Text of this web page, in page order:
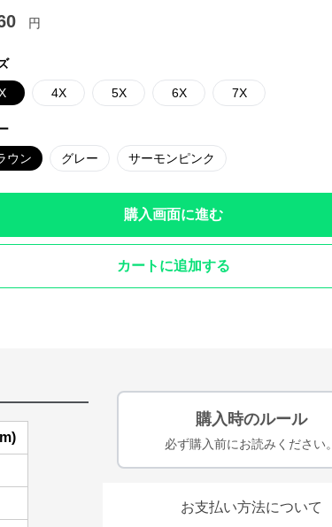
円
4X 5X 6X 7X
ウン グレー サーモンピンク
購入画面に進む
カートに追加する
購入時のルール
必ず購入前にお読みください。
お支払い方法について